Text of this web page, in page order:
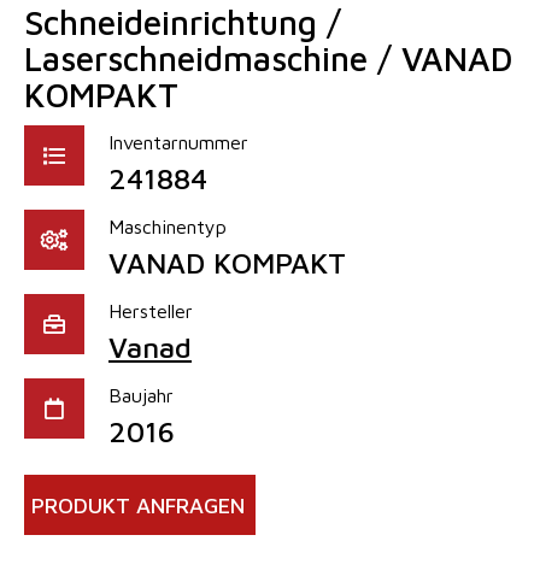
Schneideinrichtung /
Laserschneidmaschine / VANAD
KOMPAKT
Inventarnummer
241884
Maschinentyp
VANAD KOMPAKT
Hersteller
Vanad
Baujahr
2016
PRODUKT ANFRAGEN